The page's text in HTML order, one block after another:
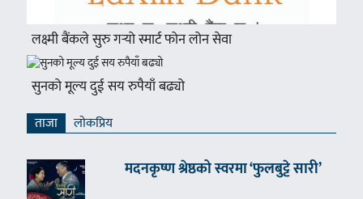
लक्ष्मी बैंकले सुरु गर्‍यो स्मार्ट फोन लोन सेवा
सुनको मूल्य दुई सय रुपैयाँ बढ्यो
ताजा लाेकप्रिय
मदनकृष्ण श्रेष्ठको स्वरमा ‘फुलबुट्टे सारी’